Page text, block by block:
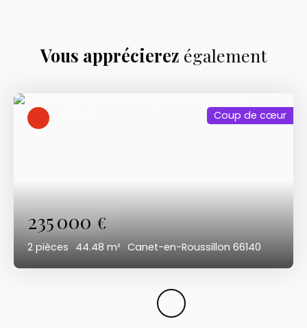
Vous apprécierez également
235 000€
2 pièces 44.48 m² Canet-en-Roussillon 66140
Coup de cœur